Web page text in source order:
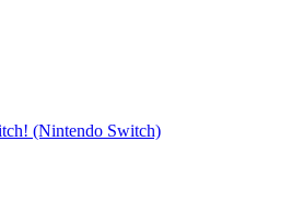
(Nintendo Switch)